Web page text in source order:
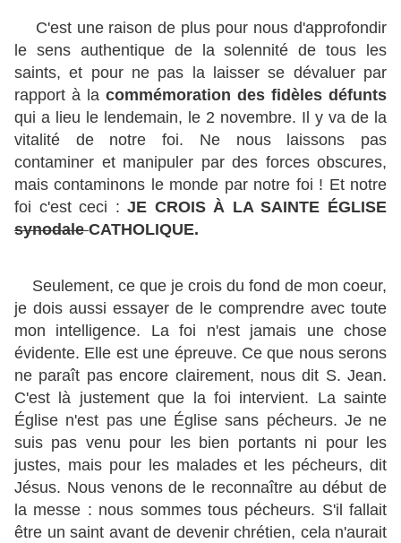
C'est une raison de plus pour nous d'approfondir
le sens authentique de la solennité de tous les
saints, et pour ne pas la laisser se dévaluer par
rapport à la commémoration des fidèles défunts
qui a lieu le lendemain, le 2 novembre. Il y va de la
vitalité de notre foi. Ne nous laissons pas
contaminer et manipuler par des forces obscures,
mais contaminons le monde par notre foi ! Et notre
foi c'est ceci :JE CROIS À LA SAINTE ÉGLISE
synodale CATHOLIQUE.
Seulement, ce que je crois du fond de mon coeur,
je dois aussi essayer de le comprendre avec toute
mon intelligence. La foi n'est jamais une chose
évidente. Elle est une épreuve. Ce que nous serons
ne paraît pas encore clairement, nous dit S. Jean.
C'est là justement que la foi intervient. La sainte
Église n'est pas une Église sans pécheurs. Je ne
suis pas venu pour les bien portants ni pour les
justes, mais pour les malades et les pécheurs, dit
Jésus. Nous venons de le reconnaître au début de
la messe : nous sommes tous pécheurs. S'il fallait
être un saint avant de devenir chrétien, cela n'aurait